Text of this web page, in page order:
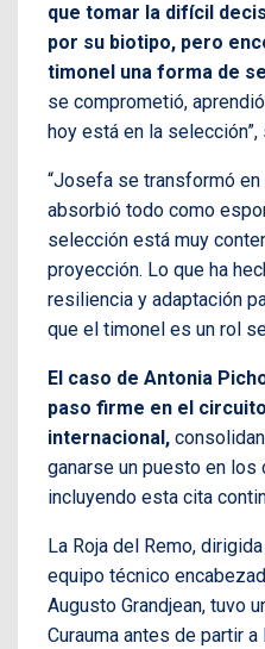
que tomar la difícil
por su biotipo, pero
timonel una forma de
se comprometió,
hoy está en la
“Josefa se transformó en
absorbió todo como
selección está muy
proyección. Lo que ha
resiliencia y adaptación
que el timonel es un rol
El caso de Antonia
paso firme en el circuito
internacional,
ganarse un puesto en
incluyendo esta cita
La Roja del Remo,
equipo técnico
Augusto Grandjean, tuvo
Curauma antes de partir